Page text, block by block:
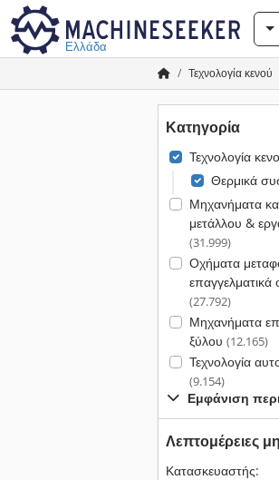
Ελλάδα
Τεχνολογία κενού
Κατηγορία
Τεχνολογία
Θερμικά
Μηχανήματα
μετάλλου &
(31.999)
Οχήματα
επαγγελματικά
(27.792)
Μηχανήματα
ξύλου (12.165)
Τεχνολογία
(9.154)
Εμφάνιση
Λεπτομέρειες
Κατασκευαστής: